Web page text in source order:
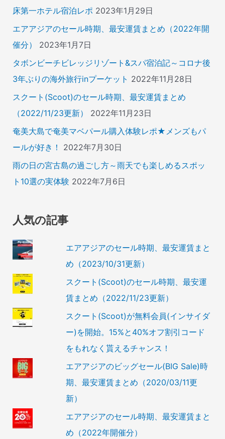
床第一ホテル宿泊レポ 2023年1月29日
エアアジアのセール時期、最安運賃まとめ（2022年開
催分）
2023年1月7日
タボンビーチビレッジリゾート&スパ宿泊記～コロナ後
3年ぶりの海外旅行inプーケット 2022年11月28日
スクート(Scoot)のセール時期、最安運賃まとめ
（2022/11/23更新）
2022年11月23日
奄美大島で奄美マベパール購入体験レポ★メンズもパ
ールが好き！
2022年7月30日
雨の日の宮古島の過ごし方～雨天でも楽しめるスポッ
ト10選の実体験 2022年7月6日
人気の記事
エアアジアのセール時期、最安運賃まと
め（2023/10/31更新）
スクート(Scoot)のセール時期、最安運
賃まとめ（2022/11/23更新）
スクート(Scoot)が無料会員(インサイダ
ー)を開始。15%と40%オフ割引コード
をもれなく貰えるチャンス！
エアアジアのビッグセール(BIG Sale)時
期、最安運賃まとめ（2020/03/11更
新）
エアアジアのセール時期、最安運賃まと
め（2022年開催分）